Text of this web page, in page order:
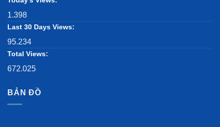
1.398
Last 30 Days Views:
95.234
Total Views:
672.025
BẢN ĐỒ